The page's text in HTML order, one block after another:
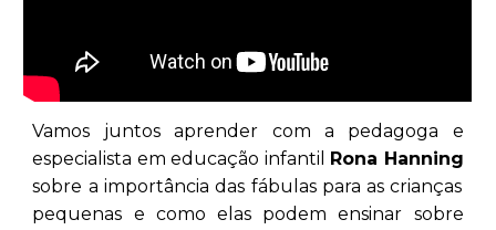
Vamos juntos aprender com a pedagoga e
especialista em educação infantil
Rona Hanning
sobre a importância das fábulas para as crianças
pequenas e como elas podem ensinar sobre